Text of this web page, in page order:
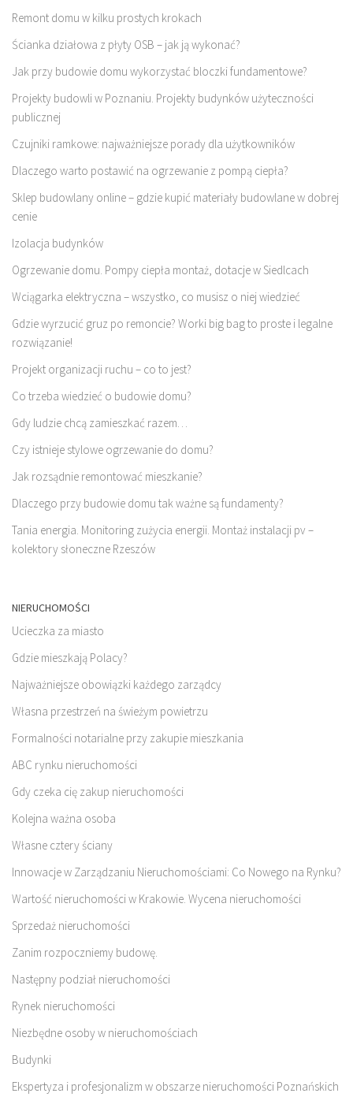
Remont domu w kilku prostych krokach
Ścianka działowa z płyty OSB – jak ją wykonać?
Jak przy budowie domu wykorzystać bloczki fundamentowe?
Projekty budowli w Poznaniu. Projekty budynków użyteczności
publicznej
Czujniki ramkowe: najważniejsze porady dla użytkowników
Dlaczego warto postawić na ogrzewanie z pompą ciepła?
Sklep budowlany online – gdzie kupić materiały budowlane w dobrej
cenie
Izolacja budynków
Ogrzewanie domu. Pompy ciepła montaż, dotacje w Siedlcach
Wciągarka elektryczna – wszystko, co musisz o niej wiedzieć
Gdzie wyrzucić gruz po remoncie? Worki big bag to proste i legalne
rozwiązanie!
Projekt organizacji ruchu – co to jest?
Co trzeba wiedzieć o budowie domu?
Gdy ludzie chcą zamieszkać razem…
Czy istnieje stylowe ogrzewanie do domu?
Jak rozsądnie remontować mieszkanie?
Dlaczego przy budowie domu tak ważne są fundamenty?
Tania energia. Monitoring zużycia energii. Montaż instalacji pv –
kolektory słoneczne Rzeszów
NIERUCHOMOŚCI
Ucieczka za miasto
Gdzie mieszkają Polacy?
Najważniejsze obowiązki każdego zarządcy
Własna przestrzeń na świeżym powietrzu
Formalności notarialne przy zakupie mieszkania
ABC rynku nieruchomości
Gdy czeka cię zakup nieruchomości
Kolejna ważna osoba
Własne cztery ściany
Innowacje w Zarządzaniu Nieruchomościami: Co Nowego na Rynku?
Wartość nieruchomości w Krakowie. Wycena nieruchomości
Sprzedaż nieruchomości
Zanim rozpoczniemy budowę.
Następny podział nieruchomości
Rynek nieruchomości
Niezbędne osoby w nieruchomościach
Budynki
Ekspertyza i profesjonalizm w obszarze nieruchomości Poznańskich